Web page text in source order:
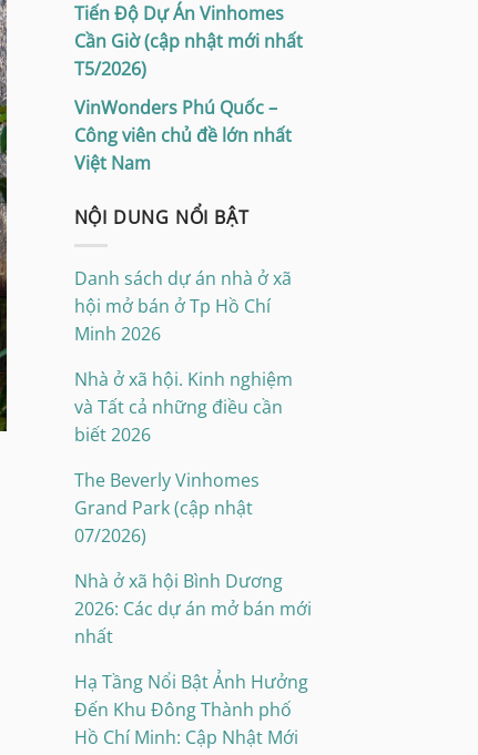
Tiến Độ Dự Án Vinhomes
Cần Giờ (cập nhật mới nhất
T5/2026)
VinWonders Phú Quốc –
Công viên chủ đề lớn nhất
Việt Nam
NỘI DUNG NỔI BẬT
Danh sách dự án nhà ở xã
hội mở bán ở Tp Hồ Chí
Minh 2026
Nhà ở xã hội. Kinh nghiệm
và Tất cả những điều cần
biết 2026
The Beverly Vinhomes
Grand Park (cập nhật
07/2026)
Nhà ở xã hội Bình Dương
2026: Các dự án mở bán mới
nhất
Hạ Tầng Nổi Bật Ảnh Hưởng
Đến Khu Đông Thành phố
Hồ Chí Minh: Cập Nhật Mới